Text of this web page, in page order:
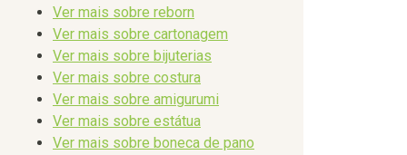
Ver mais sobre reborn
Ver mais sobre cartonagem
Ver mais sobre bijuterias
Ver mais sobre costura
Ver mais sobre amigurumi
Ver mais sobre estátua
Ver mais sobre boneca de pano